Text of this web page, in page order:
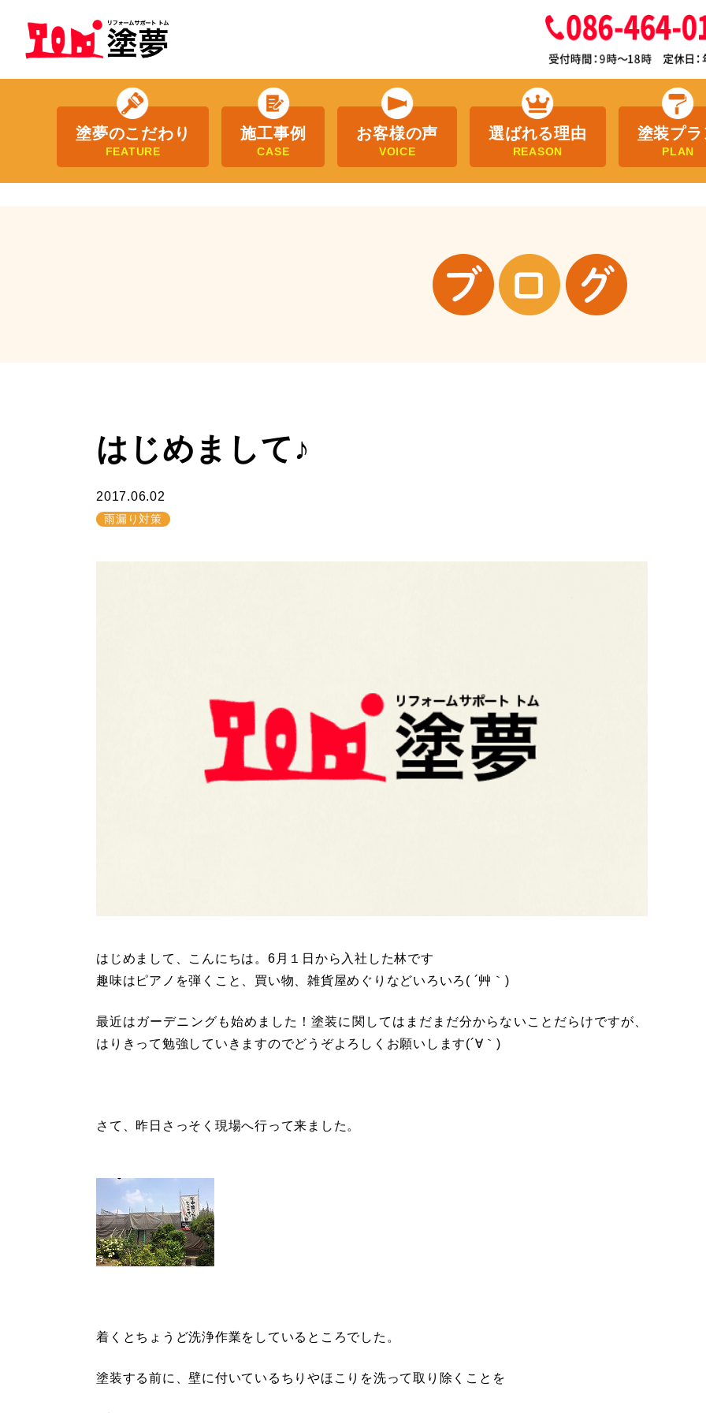
塗夢のこだわり
FEATURE
施工事例
CASE
お客様の声
VOICE
選ばれる理由
REASON
塗装プラ
PLAN
はじめまして♪
2017.06.02
雨漏り対策
はじめまして、こんにちは。6月１日から入社した林です
趣味はピアノを弾くこと、買い物、雑貨屋めぐりなどいろいろ( ´艸｀)
最近はガーデニングも始めました！塗装に関してはまだまだ分からないことだらけですが、
はりきって勉強していきますのでどうぞよろしくお願いします(´∀｀)
さて、昨日さっそく現場へ行って来ました。
着くとちょうど洗浄作業をしているところでした。
塗装する前に、壁に付いているちりやほこりを洗って取り除くことを